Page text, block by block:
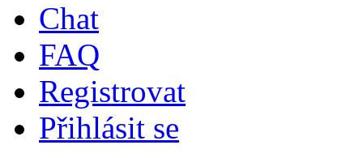
Chat
FAQ
Registrovat
Přihlásit se